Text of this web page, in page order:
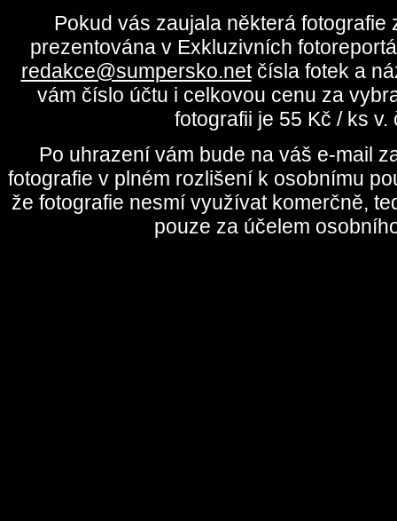
Pokud vás zaujala některá fotografie
prezentována v Exkluzivních
redakce@sumpersko.netčísla fotek a
vám číslo účtu i celkovou cenu za
fotografii je 55 Kč / ks v.
Po uhrazení vám bude na váš e-mail
fotografie v plném rozlišení k osobnímu
že fotografie nesmí využívat komerčně,
pouze za účelem